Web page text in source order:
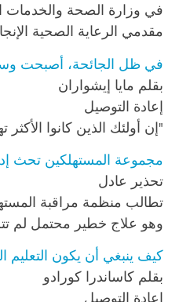
في وزارة الصحة والخدمات
مقدمي الرعاية الصحية
في ظل الجائحة، أصبحت
بقلم مايا إيشواران
إعادة التوصيل
"إن أولئك الذين كانوا
مجموعة المستهلكين تحث
تحذير عادل
تطالب منظمة مراقبة
وهو علاج خطير محتمل لم
كيف ينبغي أن يكون التعليم
بقلم كاساندرا كورادو
إعادة التوصيل